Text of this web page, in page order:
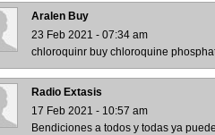
Aralen Buy
23 Feb 2021 - 07:34 am
chloroquinr buy chloroquine
Radio Extasis
17 Feb 2021 - 10:57 am
Bendiciones a todos y todas ya